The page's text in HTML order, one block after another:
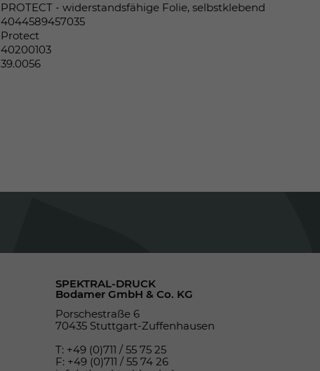
PROTECT - widerstandsfähige Folie, selbstklebend
4044589457035
Protect
40200103
39.0056
SPEKTRAL-DRUCK
Bodamer GmbH & Co. KG
Porschestraße 6
70435 Stuttgart-Zuffenhausen
T: +49 (0)711 / 55 75 25
F: +49 (0)711 / 55 74 26